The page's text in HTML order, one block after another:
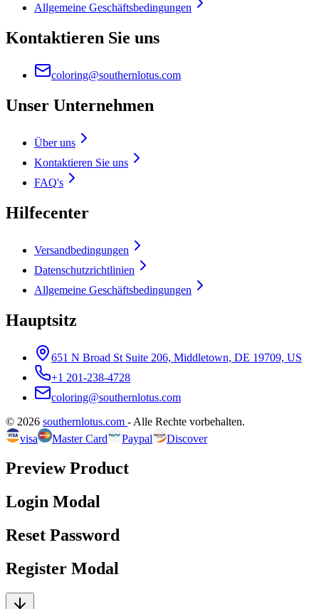
Allgemeine Geschäftsbedingungen
Kontaktieren Sie uns
coloring@southernlotus.com
Unser Unternehmen
Über uns
Kontaktieren Sie uns
FAQ's
Hilfecenter
Versandbedingungen
Datenschutzrichtlinien
Allgemeine Geschäftsbedingungen
Hauptsitz
651 N Broad St Suite 206, Middletown, DE 19709, US
+1 201-238-4728
coloring@southernlotus.com
© 2026 southernlotus.com - Alle Rechte vorbehalten.
visa
Master Card Paypal Discover
Preview Product
Login Modal
Reset Password
Register Modal